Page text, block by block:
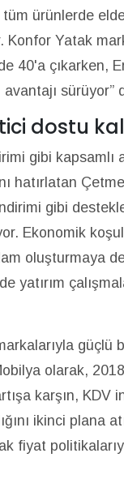
ürünlerde
Yatak
40'a çıkarken,
sürüyor”
dostu
gibi kapsamlı
hatırlatan
gibi
Ekonomik
oluşturmaya
yatırım
güçlü
olarak,
karşın, KDV
ikinci plana
fiyat